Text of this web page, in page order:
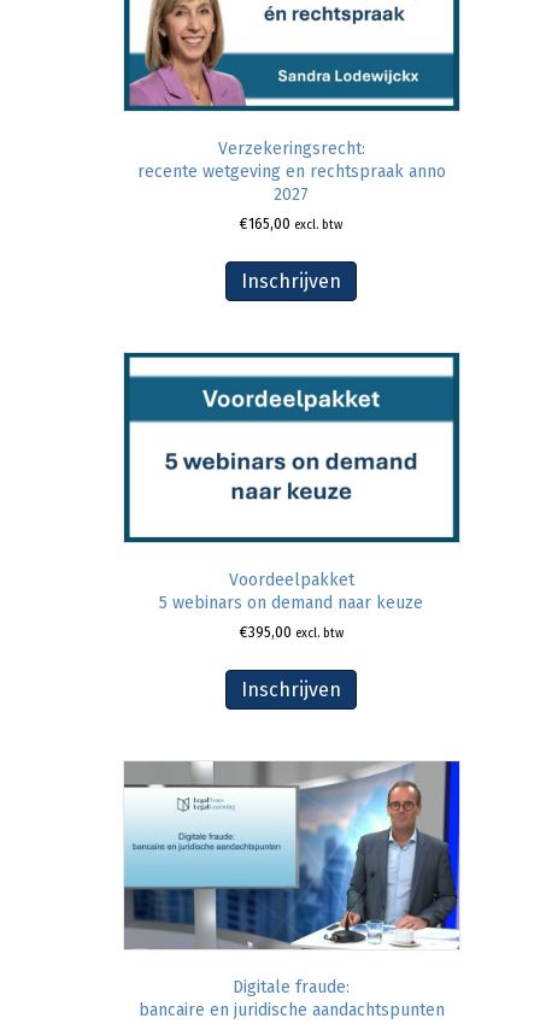
Verzekeringsrecht:
recente wetgeving en rechtspraak anno
2027
€165,00 excl. btw
Inschrijven
Voordeelpakket
5 webinars on demand naar keuze
€395,00 excl. btw
Inschrijven
Digitale fraude:
bancaire en juridische aandachtspunten